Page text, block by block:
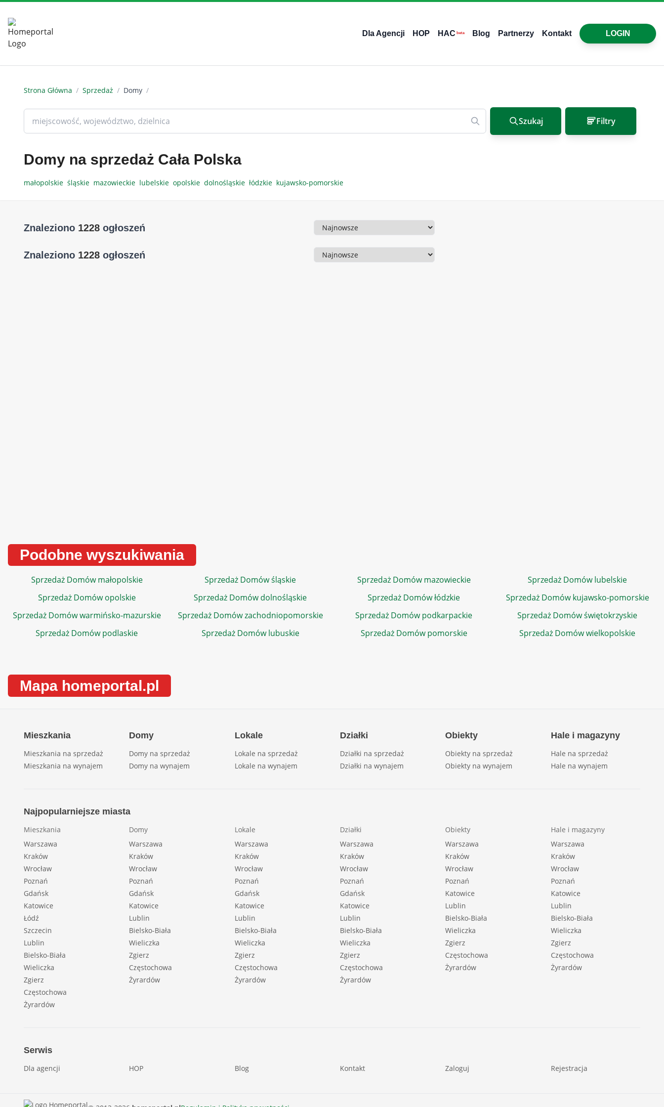
Dla Agencji HOP HAC beta Blog Partnerzy Kontakt LOGIN
Strona Główna / Sprzedaż / Domy /
Szukaj Filtry
Domy na sprzedaż Cała Polska
małopolskie śląskie mazowieckie lubelskie opolskie dolnośląskie łódzkie kujawsko-pomorskie
Znaleziono 1228 ogłoszeń Sortowanie
Znaleziono 1228 ogłoszeń Sortowanie
Podobne wyszukiwania
Sprzedaż Domów małopolskie Sprzedaż Domów śląskie Sprzedaż Domów mazowieckie
Sprzedaż Domów lubelskie
Sprzedaż Domów opolskie
Sprzedaż Domów dolnośląskie Sprzedaż Domów łódzkie
Sprzedaż Domów kujawsko-pomorskie
Sprzedaż Domów warmińsko-mazurskie
Sprzedaż Domów zachodniopomorskie Sprzedaż Domów podkarpackie
Sprzedaż Domów świętokrzyskie
Sprzedaż Domów podlaskie
Sprzedaż Domów lubuskie Sprzedaż Domów pomorskie Sprzedaż Domów wielkopolskie
Mapa homeportal.pl
Mieszkania
Mieszkania na sprzedaż
Mieszkania na wynajem
Domy
Domy na sprzedaż
Domy na wynajem
Lokale
Lokale na sprzedaż
Lokale na wynajem
Działki
Działki na sprzedaż
Działki na wynajem
Obiekty
Obiekty na sprzedaż
Obiekty na wynajem
Hale i magazyny
Hale na sprzedaż
Hale na wynajem
Najpopularniejsze miasta
Mieszkania
Warszawa
Kraków
Wrocław
Poznań
Gdańsk
Katowice
Łódź
Szczecin
Lublin
Bielsko-Biała
Wieliczka
Zgierz
Częstochowa
Żyrardów
Domy
Warszawa
Kraków
Wrocław
Poznań
Gdańsk
Katowice
Lublin
Bielsko-Biała
Wieliczka
Zgierz
Częstochowa
Żyrardów
Lokale
Warszawa
Kraków
Wrocław
Poznań
Gdańsk
Katowice
Lublin
Bielsko-Biała
Wieliczka
Zgierz
Częstochowa
Żyrardów
Działki
Warszawa
Kraków
Wrocław
Poznań
Gdańsk
Katowice
Lublin
Bielsko-Biała
Wieliczka
Zgierz
Częstochowa
Żyrardów
Obiekty
Warszawa
Kraków
Wrocław
Poznań
Katowice
Lublin
Bielsko-Biała
Wieliczka
Zgierz
Częstochowa
Żyrardów
Hale i magazyny
Warszawa
Kraków
Wrocław
Poznań
Katowice
Lublin
Bielsko-Biała
Wieliczka
Zgierz
Częstochowa
Żyrardów
Serwis
Dla agencji HOP Blog Kontakt Zaloguj Rejestracja